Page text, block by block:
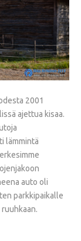
2001
ajettua kisaa.
lämmintä
auto oli
parkkipaikalle